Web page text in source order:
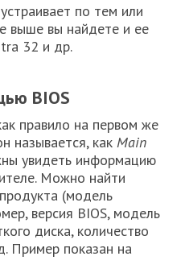
по тем или
выше вы найдете и ее
32 и др.
BIOS
правило на первом же
называется, какMain
увидеть информацию
Можно найти
(модель
версия BIOS, модель
диска, количество
Пример показан на